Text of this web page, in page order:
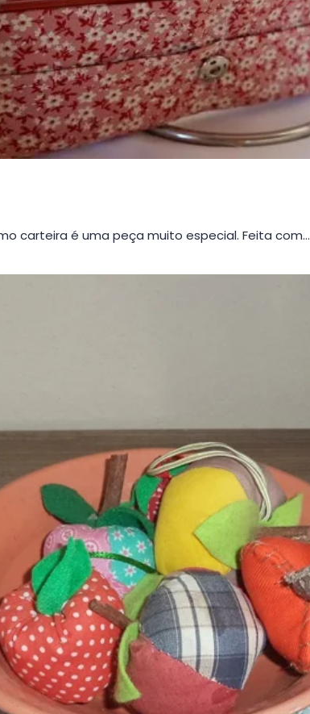
carteira é uma peça muito especial. Feita com…